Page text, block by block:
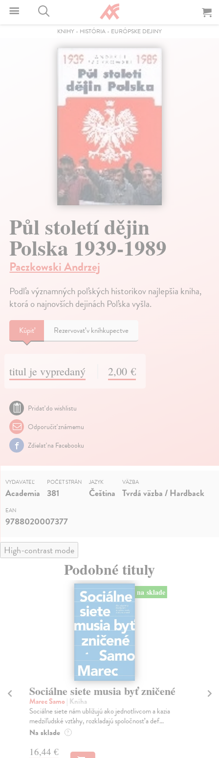
KNIHY - HISTÓRIA - EURÓPSKE DEJINY
Půl století dějin
Polska 1939-1989
Paczkowski Andrzej
Podľa významných poľských historikov najlepšia kniha,
ktorá o najnovších dejinách Poľska vyšla.
Kúpiť Rezervovať v kníhkupectve
titul je vypredaný 2,00 €
Pridať do wishlistu
Odporučiť známemu
Zdielať na Facebooku
VYDAVATEĽ
Academia
POČET STRÁN
381
JAZYK
Čeština
VÄZBA
Tvrdá väzba / Hardback
EAN
9788020007377
High-contrast mode
Podobné tituly
na sklade
Sociálne siete musia byť zničené
Marec Samo| Kniha
Sociálne siete nám ubližujú ako jednotlivcom a kazia
medziľudské vzťahy, rozkladajú spoločnosť a def...
Na sklade ?
16,44 €